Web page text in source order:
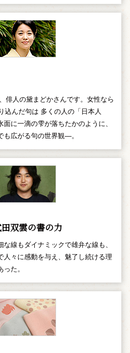
俳人の黛まどかさんです。女性なら
込んだ句は 多くの人の「日本人
に一滴の雫が落ちたかのように、
も広がる句の世界観―。
双雲の書の力
線もダイナミックで雄弁な線も、
人々に感動を与え、魅了し続ける理
た。